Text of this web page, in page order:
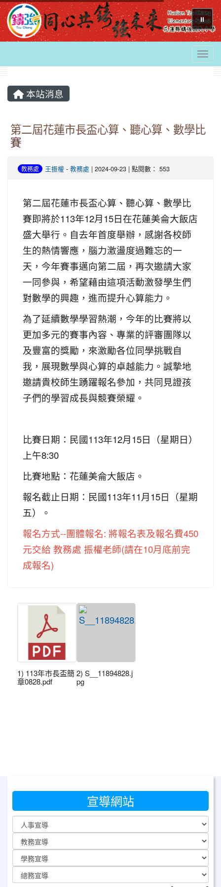
⏸
本站消息
第二屆花蓮市長盃心算、聽心算、數學比
賽
教務處 王振權 - 教務處 | 2024-09-23 | 點閱數： 553
第二屆花蓮市長盃心算、聽心算、數學比
賽即將於113年12月15日在花蓮美侖大飯店
盛大舉行。自去年首度舉辦，感謝各校師
生的熱情響應，腦力激盪度過難忘的一
天，今年賽事邁向第二屆，再次邀請大家
一同參與，希望藉由這項活動激發學生們
對數學的興趣，進而提升心算能力。
為了延續數學學習熱潮，今年的比賽將以
更加多元的賽事內容、專業的評審團隊以
及豐富的獎勵，來激勵各位同學挑戰自
我，展現數學與心算的卓越能力。誠摯地
邀請貴校師生踴躍報名參加，共同見證孩
子們的學習成長與競賽榮耀。
比賽日期：民國113年12月15日（星期日）
上午8:30
比賽地點：花蓮美侖大飯店。
報名截止日期：民國113年11月15日（星期
五）。
報名方式--團體報名: 將報名表及報名費450
元交給 教務處 振權老師(請在10月底前完
成報名)
1) 113年市長盃簡
章0828.pdf
2) S__11894828.j
pg
宣導網站